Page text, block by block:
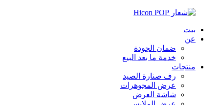
بيت
عن
ضمان الجودة
خدمة ما بعد البيع
منتجات
رف صنارة الصيد
عرض المجوهرات
شاشة العرض